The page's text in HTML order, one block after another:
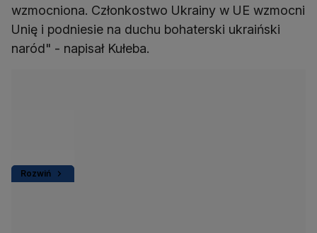
wzmocniona. Członkostwo Ukrainy w UE wzmocni
Unię i podniesie na duchu bohaterski ukraiński
naród" - napisał Kułeba.
Rozwiń